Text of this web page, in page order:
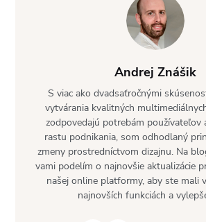
Andrej Znášik
S viac ako dvadsaťročnými
vytvárania kvalitných
zodpovedajú potrebám používateľov
rastu podnikania, som odhodlaný
zmeny prostredníctvom dizajnu. Na
vami podelím o najnovšie aktualizácie
našej online platformy, aby ste mali
najnovších funkciách a